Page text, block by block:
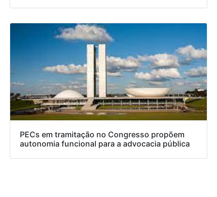
PECs em tramitação no Congresso propõem
autonomia funcional para a advocacia pública